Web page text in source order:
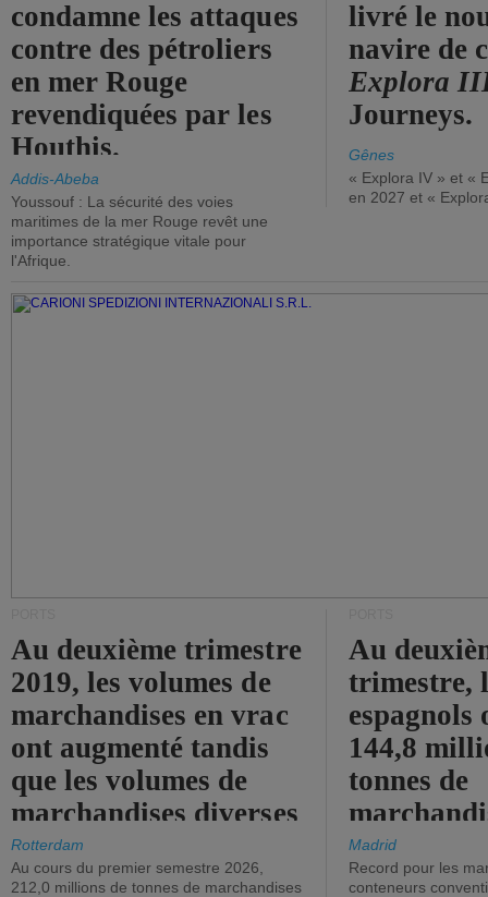
condamne les attaques
contre des pétroliers
en mer Rouge
revendiquées par les
Houthis.
Addis-Abeba
Youssouf : La sécurité des voies
maritimes de la mer Rouge revêt une
importance stratégique vitale pour
l'Afrique.
livré le
navire de
Explora
Journeys.
Gênes
« Explora IV » et «
en 2027 et «
Au deuxième trimestre
2019, les volumes de
marchandises en vrac
ont augmenté tandis
que les volumes de
marchandises diverses
ont diminué.
Rotterdam
Au cours du premier semestre 2026,
212,0 millions de tonnes de marchandises
Au
trimestre,
144,8
tonnes de
(+2,9%).
Madrid
Record pour les
conteneurs